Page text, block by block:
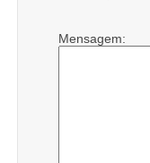
Mensagem: